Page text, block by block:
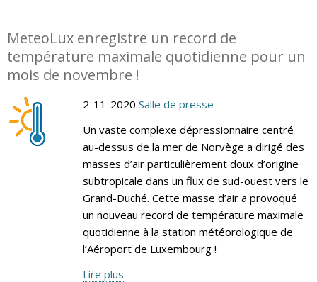
MeteoLux enregistre un record de
température maximale quotidienne pour un
mois de novembre !
2-11-2020 Salle de presse
Un vaste complexe dépressionnaire centré
au-dessus de la mer de Norvège a dirigé des
masses d’air particulièrement doux d’origine
subtropicale dans un flux de sud-ouest vers le
Grand-Duché. Cette masse d’air a provoqué
un nouveau record de température maximale
quotidienne à la station météorologique de
l’Aéroport de Luxembourg !
Lire plus